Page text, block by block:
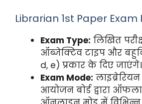
Librarian 1st Paper
Exam Type: लिखित
ऑब्जेक्टिव टाइप और
d, e) प्रकार के दिए जाएंगे।
Exam Mode: लाइब्रेरियन
आयोजन बोर्ड द्वारा